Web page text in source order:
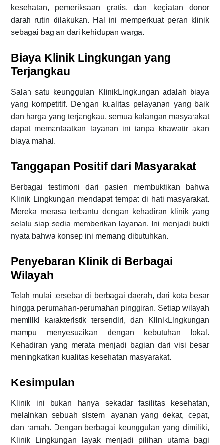
kesehatan, pemeriksaan gratis, dan kegiatan donor
darah rutin dilakukan. Hal ini memperkuat peran klinik
sebagai bagian dari kehidupan warga.
Biaya Klinik Lingkungan yang
Terjangkau
Salah satu keunggulan KlinikLingkungan adalah biaya
yang kompetitif. Dengan kualitas pelayanan yang baik
dan harga yang terjangkau, semua kalangan masyarakat
dapat memanfaatkan layanan ini tanpa khawatir akan
biaya mahal.
Tanggapan Positif dari Masyarakat
Berbagai testimoni dari pasien membuktikan bahwa
Klinik Lingkungan mendapat tempat di hati masyarakat.
Mereka merasa terbantu dengan kehadiran klinik yang
selalu siap sedia memberikan layanan. Ini menjadi bukti
nyata bahwa konsep ini memang dibutuhkan.
Penyebaran Klinik di Berbagai
Wilayah
Telah mulai tersebar di berbagai daerah, dari kota besar
hingga perumahan-perumahan pinggiran. Setiap wilayah
memiliki karakteristik tersendiri, dan KlinikLingkungan
mampu menyesuaikan dengan kebutuhan lokal.
Kehadiran yang merata menjadi bagian dari visi besar
meningkatkan kualitas kesehatan masyarakat.
Kesimpulan
Klinik ini bukan hanya sekadar fasilitas kesehatan,
melainkan sebuah sistem layanan yang dekat, cepat,
dan ramah. Dengan berbagai keunggulan yang dimiliki,
Klinik Lingkungan layak menjadi pilihan utama bagi